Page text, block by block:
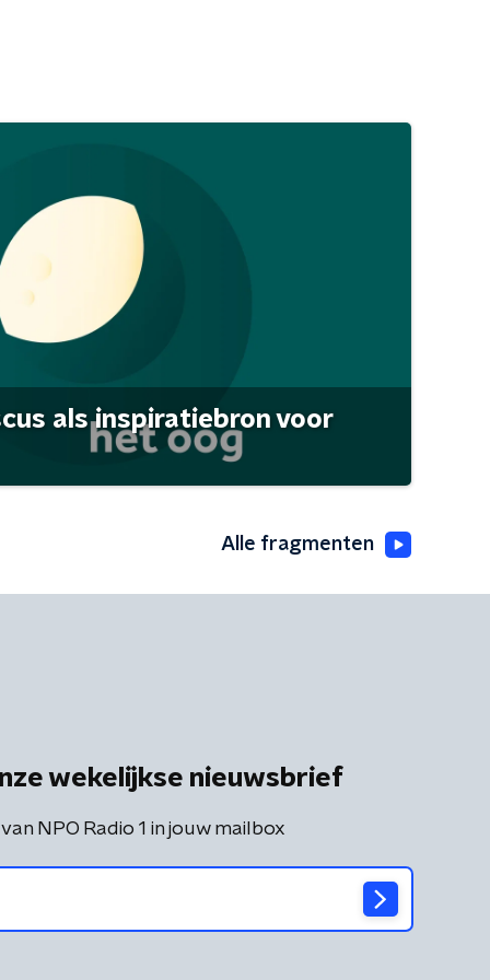
als inspiratiebron voor
Alle fragmenten
wekelijkse nieuwsbrief
NPO Radio 1 in jouw mailbox